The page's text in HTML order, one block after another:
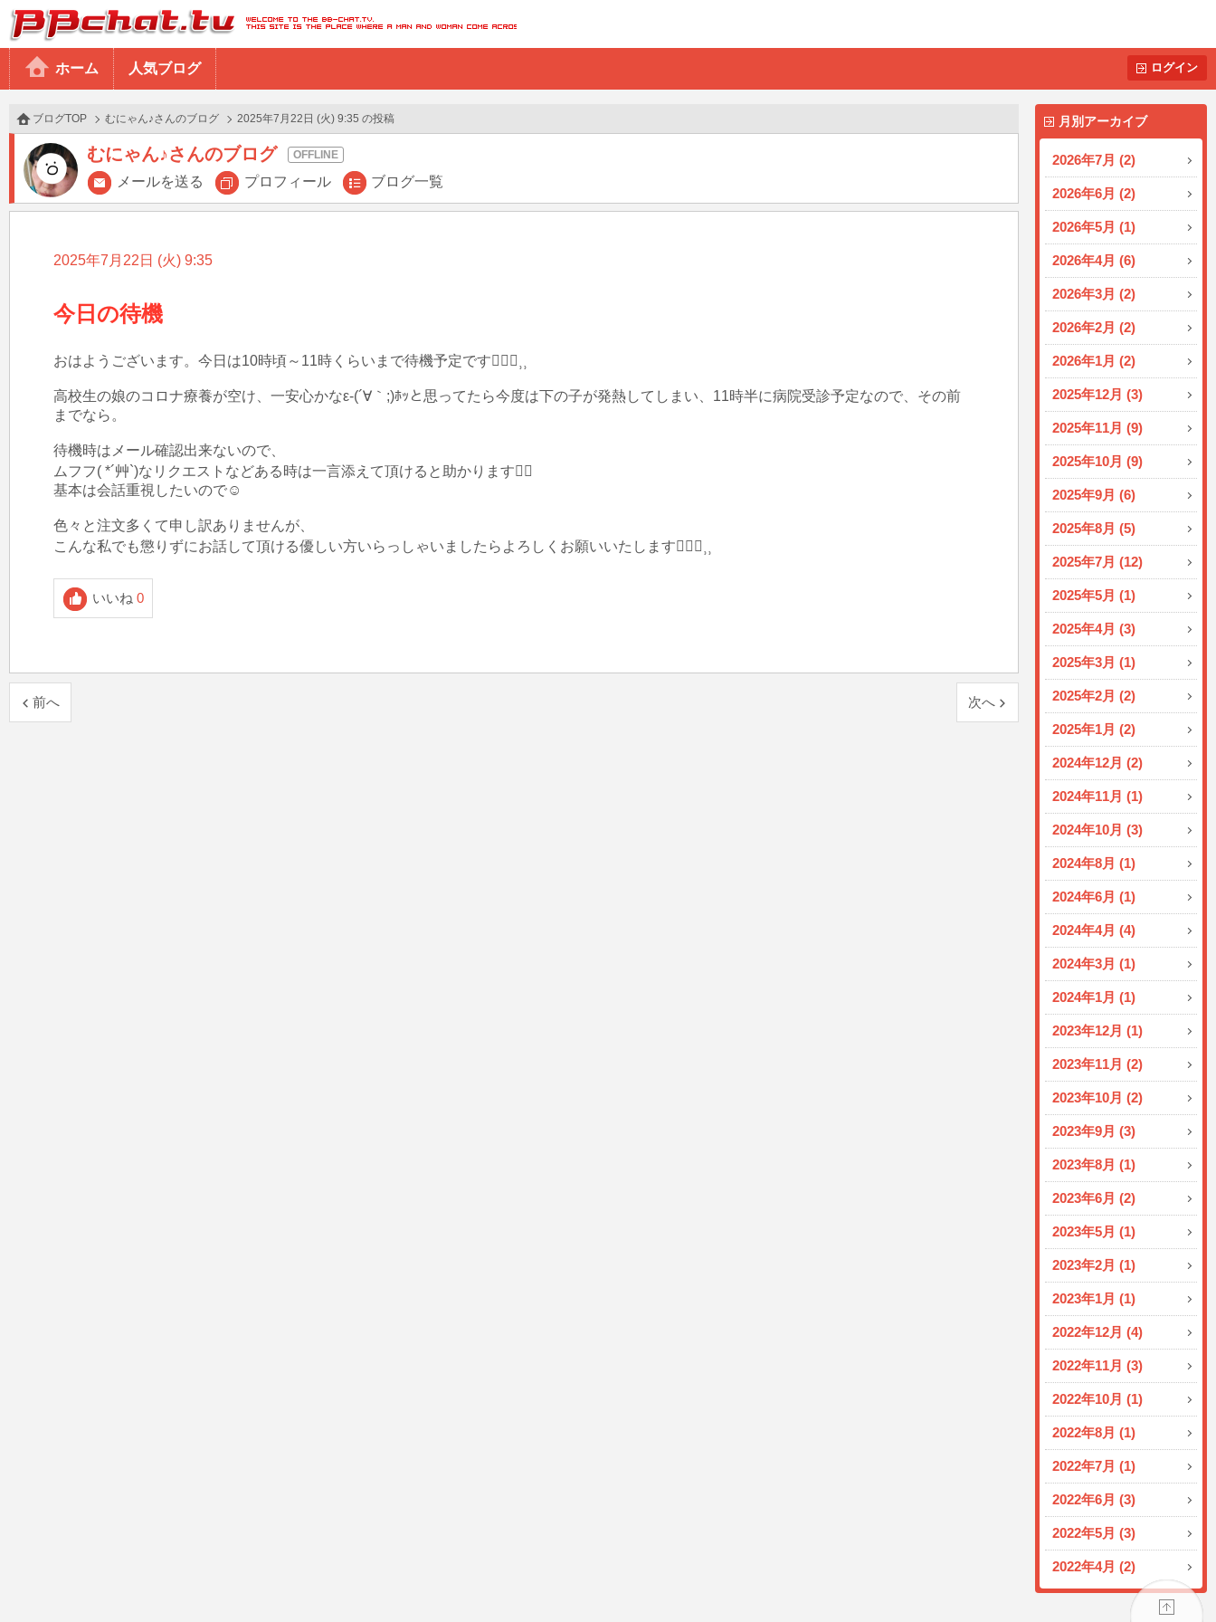
BBchatTV
ホーム 人気ブログ ログイン
月別アーカイブ
2026年7月 (2)
2026年6月 (2)
2026年5月 (1)
2026年4月 (6)
2026年3月 (2)
2026年2月 (2)
2026年1月 (2)
2025年12月 (3)
2025年11月 (9)
2025年10月 (9)
2025年9月 (6)
2025年8月 (5)
2025年7月 (12)
2025年5月 (1)
2025年4月 (3)
2025年3月 (1)
2025年2月 (2)
2025年1月 (2)
2024年12月 (2)
2024年11月 (1)
2024年10月 (3)
2024年8月 (1)
2024年6月 (1)
2024年4月 (4)
2024年3月 (1)
2024年1月 (1)
2023年12月 (1)
2023年11月 (2)
2023年10月 (2)
2023年9月 (3)
2023年8月 (1)
2023年6月 (2)
2023年5月 (1)
2023年2月 (1)
2023年1月 (1)
2022年12月 (4)
2022年11月 (3)
2022年10月 (1)
2022年8月 (1)
2022年7月 (1)
2022年6月 (3)
2022年5月 (3)
2022年4月 (2)
ブログTOP むにゃん♪さんのブログ 2025年7月22日 (火) 9:35 の投稿
むにゃん♪さんのブログ
メールを送る プロフィール ブログ一覧
2025年7月22日 (火) 9:35
今日の待機
おはようございます。今日は10時頃～11時くらいまで待機予定です🙇🏻‍♀️⸒⸒
高校生の娘のコロナ療養が空け、一安心かなε-(´∀｀;)ﾎｯと思ってたら今度は下の子が発熱してしまい、11時半に病院受診予定なので、その前
までなら。
待機時はメール確認出来ないので、
ムフフ( *´艸`)なリクエストなどある時は一言添えて頂けると助かります🙇‍♀️
基本は会話重視したいので☺️
色々と注文多くて申し訳ありませんが、
いいね 0
前へ 次へ